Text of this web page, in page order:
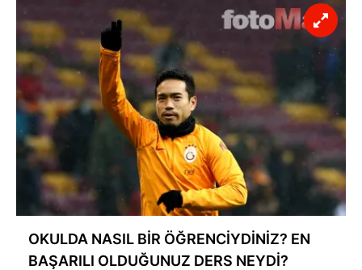
OKULDA NASIL BİR ÖĞRENCİYDİNİZ? EN
BAŞARILI OLDUĞUNUZ DERS NEYDİ?